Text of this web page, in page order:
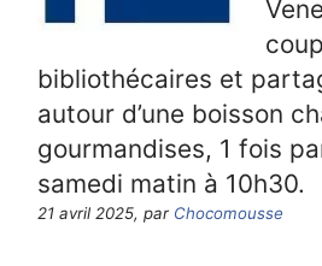
bibliothécaires et
autour d’une boisson
gourmandises, 1 fois
samedi matin à 10h30.
21 avril 2025, par Chocomousse